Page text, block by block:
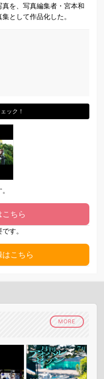
を、写真編集者・宮本和
として作品化した。
ック！
こちら
す。
こちら
MORE